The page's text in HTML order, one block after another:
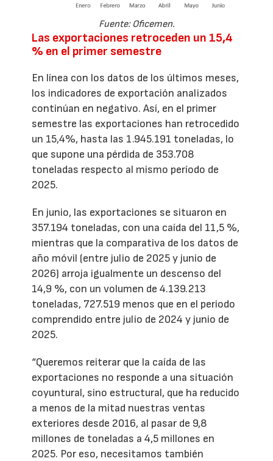
Fuente: Oficemen.
Las exportaciones retroceden un 15,4
% en el primer semestre
En línea con los datos de los últimos meses,
los indicadores de exportación analizados
continúan en negativo. Así, en el primer
semestre las exportaciones han retrocedido
un 15,4%, hasta las 1.945.191 toneladas, lo
que supone una pérdida de 353.708
toneladas respecto al mismo período de
2025.
En junio, las exportaciones se situaron en
357.194 toneladas, con una caída del 11,5 %,
mientras que la comparativa de los datos de
año móvil (entre julio de 2025 y junio de
2026) arroja igualmente un descenso del
14,9 %, con un volumen de 4.139.213
toneladas, 727.519 menos que en el periodo
comprendido entre julio de 2024 y junio de
2025.
“Queremos reiterar que la caída de las
exportaciones no responde a una situación
coyuntural, sino estructural, que ha reducido
a menos de la mitad nuestras ventas
exteriores desde 2016, al pasar de 9,8
millones de toneladas a 4,5 millones en
2025. Por eso, necesitamos también